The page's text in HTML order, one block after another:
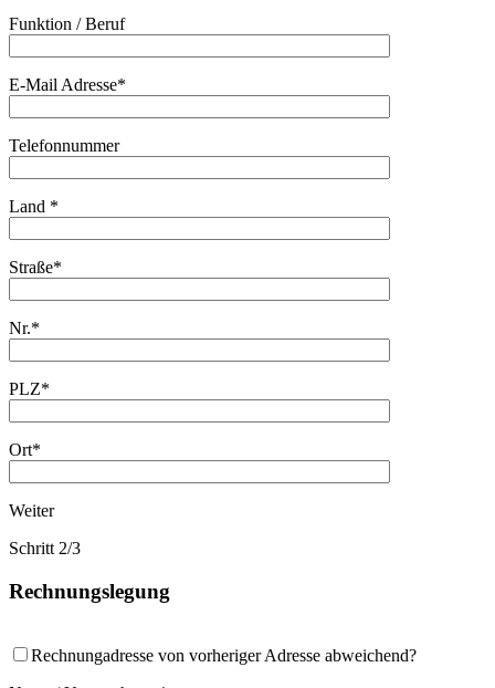
Funktion / Beruf
E-Mail Adresse*
Telefonnummer
Land *
Straße*
Nr.*
PLZ*
Ort*
Weiter
Schritt 2/3
Rechnungslegung
Rechnungadresse von vorheriger Adresse abweichend?